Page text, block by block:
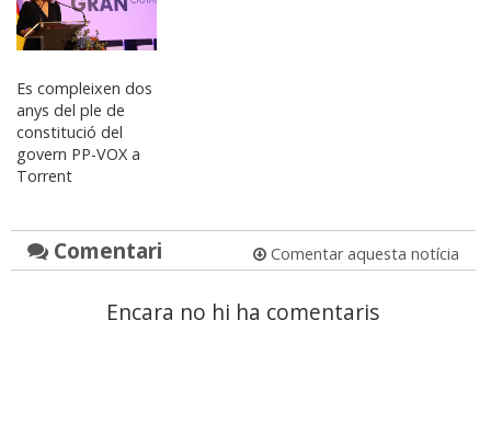
Es compleixen dos
anys del ple de
constitució del
govern PP-VOX a
Torrent
Comentari Comentar aquesta notícia
Encara no hi ha comentaris